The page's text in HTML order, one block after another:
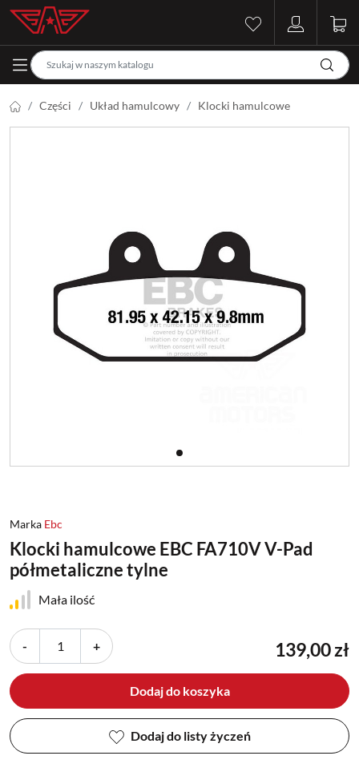
Części Układ hamulcowy Klocki hamulcowe
Marka Ebc
Klocki hamulcowe EBC FA710V V-Pad
półmetaliczne tylne
Mała ilość
- + 139,00 zł
Dodaj do koszyka
Dodaj do listy życzeń